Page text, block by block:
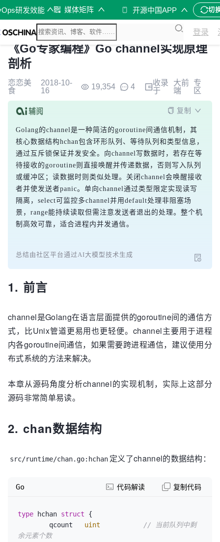
研发效能 媒体矩阵 开源中国APP 切
登录
《Go专家编程》Go channel实现原理
剖析
恋恋美
食
2018-10-
16
19,354 4
收录
于
大前
端
专
区
复制
Golang的channel是一种简洁的goroutine间通信机制，其
核心数据结构hchan包含环形队列、等待队列和类型信息，
通过互斥锁保证并发安全。向channel写数据时，若存在等
待接收的goroutine则直接唤醒并传递数据，否则写入队列
或缓冲区；读数据时则类似处理。关闭channel会唤醒接收
者并使发送者panic。单向channel通过类型限定实现读写
隔离，select可监控多channel并用default处理非阻塞场
景，range能持续读取但需注意发送者退出的处理。整个机
制高效可靠，适合进程内并发通信。
总结由社区平台通过AI大模型技术生成
1. 前言
channel是Golang在语言层面提供的goroutine间的通信方
式，比Unix管道更易用也更轻便。channel主要用于进程
内各goroutine间通信，如果需要跨进程通信，建议使用分
布式系统的方法来解决。
本章从源码角度分析channel的实现机制，实际上这部分
源码非常简单易读。
2. chan数据结构
src/runtime/chan.go:hchan 定义了channel的数据结构：
type hchan struct {
	qcount
uint
// 当前队列中剩
余元素个数
Go 代码解读 复制代码